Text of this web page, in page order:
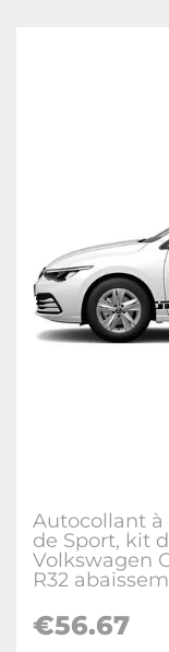
Autocollant à
de Sport, kit
Volkswagen
R32
€56.67